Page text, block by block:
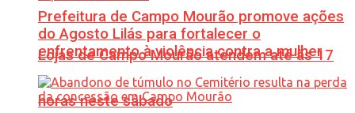
Lojas de Campo Mourão atendem até às 17
horas neste sábado
Prefeitura de Campo Mourão promove ações
do Agosto Lilás para fortalecer o
enfrentamento à violência contra a mulher